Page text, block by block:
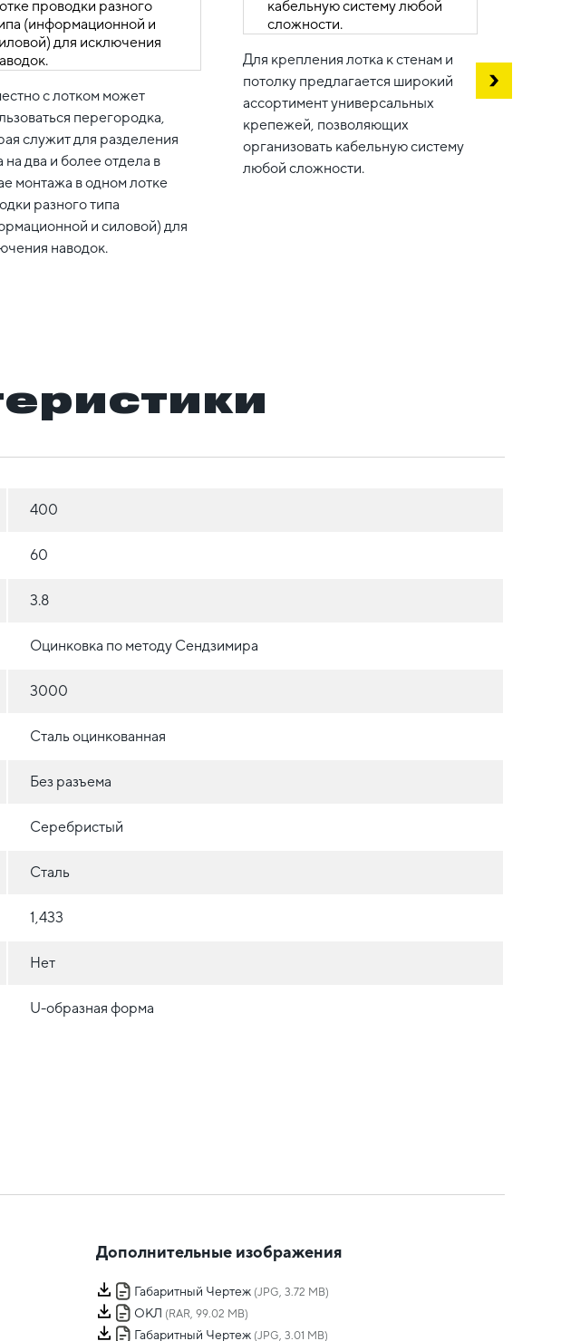
с лотком может
перегородка,
служит для разделения
на два и более отдела в
монтажа в одном лотке
разного типа
и силовой) для
наводок.
Для крепления лотка к стенам и
потолку предлагается широкий
ассортимент универсальных
крепежей, позволяющих
организовать кабельную систему
любой сложности.
400
60
3.8
Оцинковка по методу Сендзимира
3000
Сталь оцинкованная
Без разъема
Серебристый
Сталь
1,433
Нет
U-образная форма
Дополнительные изображения
Габаритный Чертеж (JPG, 3.72 MB)
ОКЛ (RAR, 99.02 MB)
Габаритный Чертеж (JPG, 3.01 MB)